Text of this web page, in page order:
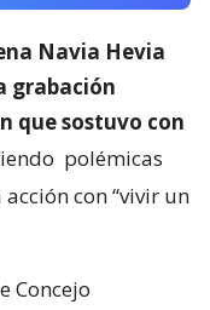
Navia Hevia
grabación
que sostuvo con
polémicas
con “vivir un
Concejo